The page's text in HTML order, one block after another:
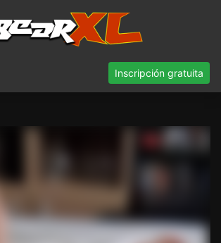
Inscripción gratuita